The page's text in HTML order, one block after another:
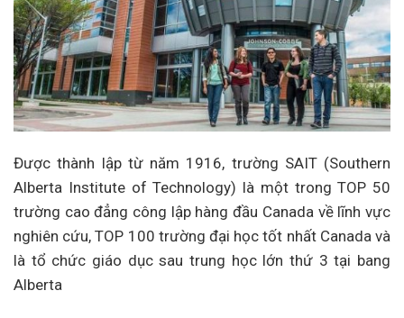
Được thành lập từ năm 1916, trường SAIT (Southern
Alberta Institute of Technology) là một trong TOP 50
trường cao đẳng công lập hàng đầu Canada về lĩnh vực
nghiên cứu, TOP 100 trường đại học tốt nhất Canada và
là tổ chức giáo dục sau trung học lớn thứ 3 tại bang
Alberta